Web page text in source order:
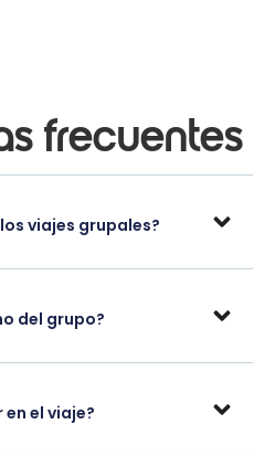
frecuentes
viajes grupales?
del grupo?
el viaje?